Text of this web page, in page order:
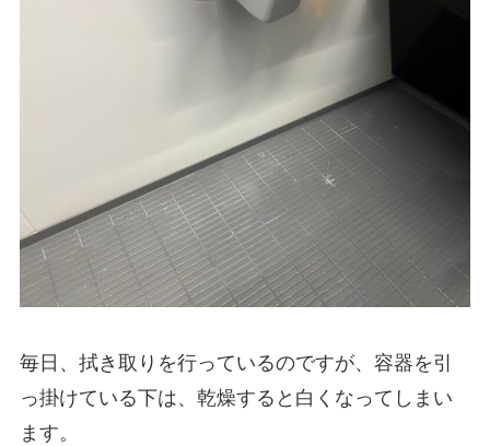
毎日、拭き取りを行っているのですが、容器を引
っ掛けている下は、乾燥すると白くなってしまい
ます。